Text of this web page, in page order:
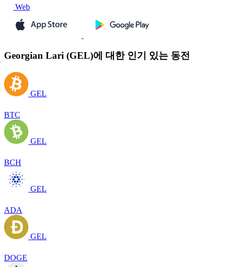
Web
Georgian Lari (GEL)에 대한 인기 있는 동전
GEL
BTC
GEL
BCH
GEL
ADA
GEL
DOGE